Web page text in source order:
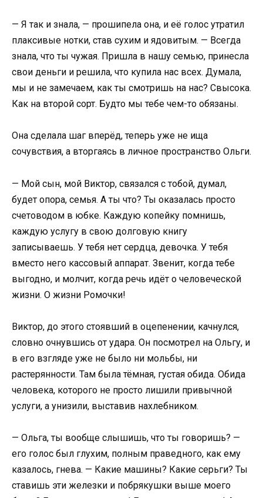
— Я так и знала, — прошипела она, и её голос утратил
плаксивые нотки, став сухим и ядовитым. — Всегда
знала, что ты чужая. Пришла в нашу семью, принесла
свои деньги и решила, что купила нас всех. Думала,
мы и не замечаем, как ты смотришь на нас? Свысока.
Как на второй сорт. Будто мы тебе чем-то обязаны.
Она сделала шаг вперёд, теперь уже не ища
сочувствия, а вторгаясь в личное пространство Ольги.
— Мой сын, мой Виктор, связался с тобой, думал,
будет опора, семья. А ты что? Ты оказалась просто
счетоводом в юбке. Каждую копейку помнишь,
каждую услугу в свою долговую книгу
записываешь. У тебя нет сердца, девочка. У тебя
вместо него кассовый аппарат. Звенит, когда тебе
выгодно, и молчит, когда речь идёт о человеческой
жизни. О жизни Ромочки!
Виктор, до этого стоявший в оцепенении, качнулся,
словно очнувшись от удара. Он посмотрел на Ольгу, и
в его взгляде уже не было ни мольбы, ни
растерянности. Там была тёмная, густая обида. Обида
человека, которого не просто лишили привычной
услуги, а унизили, выставив нахлебником.
— Ольга, ты вообще слышишь, что ты говоришь? —
его голос был глухим, полным праведного, как ему
казалось, гнева. — Какие машины? Какие серьги? Ты
ставишь эти железки и побрякушки выше моего